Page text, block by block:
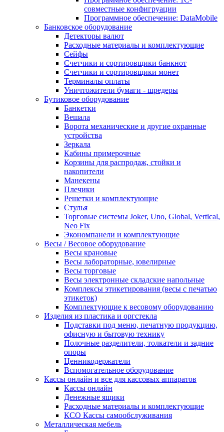
совместные конфигруации
Программное обеспечение: DataMobile
Банковское оборудование
Детекторы валют
Расходные материалы и комплектующие
Сейфы
Счетчики и сортировщики банкнот
Счетчики и сортировщики монет
Терминалы оплаты
Уничтожители бумаги - шредеры
Бутиковое оборудование
Банкетки
Вешала
Ворота механические и другие охранные
устройства
Зеркала
Кабины примерочные
Корзины для распродаж, стойки и
накопители
Манекены
Плечики
Решетки и комплектующие
Стулья
Торговые системы Joker, Uno, Global, Vertical,
Neo Fix
Экономпанели и комплектующие
Весы / Весовое оборудование
Весы крановые
Весы лабораторные, ювелирные
Весы торговые
Весы электронные складские напольные
Комплексы этикетирования (весы с печатью
этикеток)
Комплектующие к весовому оборудованию
Изделия из пластика и оргстекла
Подставки под меню, печатную продукцию,
офисную и бытовую технику
Полочные разделители, толкатели и задние
опоры
Ценникодержатели
Вспомогательное оборудование
Кассы онлайн и все для кассовых аппаратов
Кассы онлайн
Денежные ящики
Расходные материалы и комплектующие
КСО Кассы самообслуживания
Металлическая мебель